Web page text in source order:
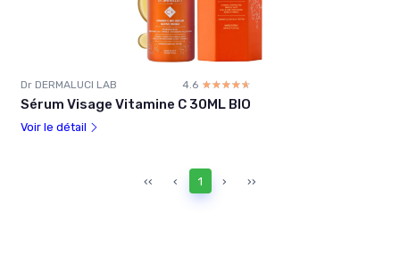
Dr DERMALUCI LAB 4.6 ☆☆☆☆☆
★★★★★
Sérum Visage Vitamine C 30ML BIO
Voir le détail
‹‹ ‹ 1 › ››